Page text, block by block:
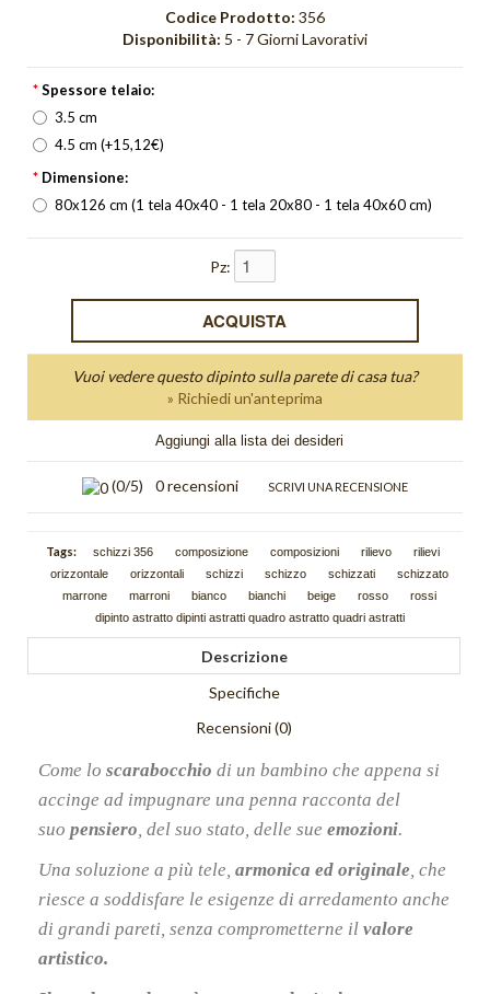
Orizzonte
Orologi
Quadri Bagliore
Quadri Non solo parole
Quadri Unici
DIPINTI FIGURATIVI
Quadri Composizioni Figurative
Quadri Glamour
Quadri Jazz
Quadri la Dormiente
Quadri Sguardo
Codice Prodotto: 356
Disponibilità: 5 - 7 Giorni Lavorativi
*Spessore telaio:
3.5 cm
4.5 cm (+15,12€)
* Dimensione:
80x126 cm (1 tela 40x40 - 1 tela 20x80 - 1 tela 40x60 cm)
Pz:
Vuoi vedere questo dipinto sulla parete di casa tua?
» Richiedi un'anteprima
Aggiungi alla lista dei desideri
(0/5) 0 recensioni SCRIVI UNA RECENSIONE
Tags: schizzi 356 composizione composizioni rilievo
rilievi
orizzontale
orizzontali schizzi schizzo schizzati
schizzato
marrone
marroni bianco bianchi beige rosso
rossi
dipinto astratto dipinti astratti quadro astratto quadri astratti
Descrizione
Specifiche
Recensioni (0)
Come lo scarabocchio di un bambino che appena si
accinge ad impugnare una penna racconta del
suo pensiero , del suo stato, delle sue emozioni.
Una soluzione a più tele, armonica ed originale , che
riesce a soddisfare le esigenze di arredamento anche
di grandi pareti, senza comprometterne il valore
artistico.